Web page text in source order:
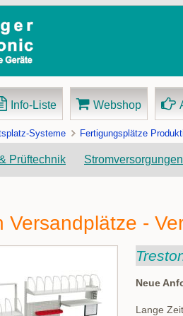
Info-Liste Webshop
Systeme Fertigungsplätze
Prüftechnik Stromversorgungen
Versandplätze -
Neue
Lange